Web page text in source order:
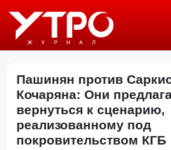
Пашинян против
Кочаряна: Они
вернуться к сценарию,
реализованному под
покровительством КГБ